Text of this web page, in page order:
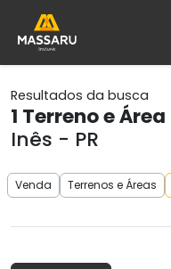
Resultados da busca
1 Terreno e Área
Inês - PR
Venda Terrenos e Áreas